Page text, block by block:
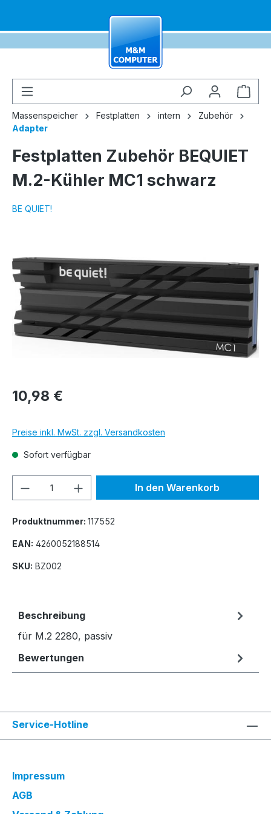
Massenspeicher Festplatten intern
Zubehör
Adapter
Festplatten Zubehör BEQUIET
M.2-Kühler MC1 schwarz
BE QUIET!
10,98 €
Preise inkl. MwSt. zzgl. Versandkosten
Sofort verfügbar
Produkt Anzahl: Gib denIn den Warenkorb
Produktnummer: 117552
EAN: 4260052188514
SKU: BZ002
Beschreibung
für M.2 2280, passiv
Bewertungen
Service-Hotline
Impressum
AGB